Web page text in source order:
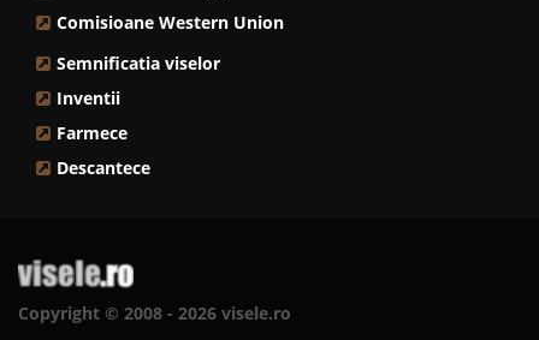
Comisioane Western Union
Semnificatia viselor
Inventii
Farmece
Descantece
Copyright © 2008 - 2026 visele.ro